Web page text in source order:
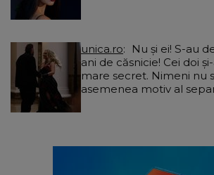
unica.ro
ani de căsnicie! Cei doi
mare secret. Nimeni nu
asemenea motiv al